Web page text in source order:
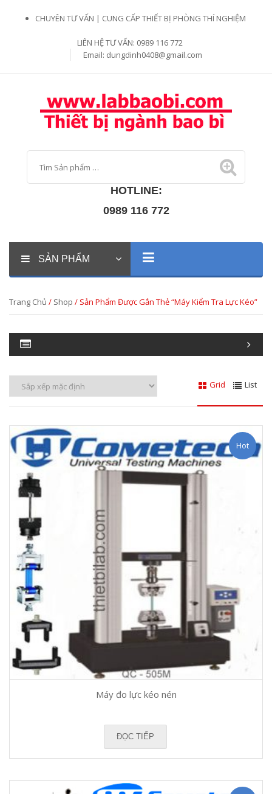
CHUYÊN TƯ VẤN | CUNG CẤP THIẾT BỊ PHÒNG THÍ NGHIỆM
LIÊN HỆ TƯ VẤN: 0989 116 772
Email: dungdinh0408@gmail.com
HOTLINE:
0989 116 772
SẢN PHẨM
Trang Chủ / Shop / Sản Phẩm Được Gắn Thẻ “máy Kiểm Tra Lực Kéo”
Grid List
Hot
Máy đo lực kéo nén
ĐỌC TIẾP